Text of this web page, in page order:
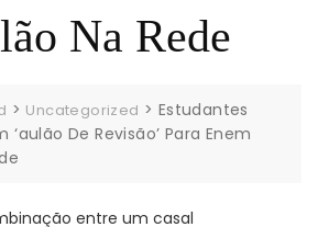
Na Rede
> Uncategorized > Estudantes
‘aulão De Revisão’ Para Enem
entre um casal